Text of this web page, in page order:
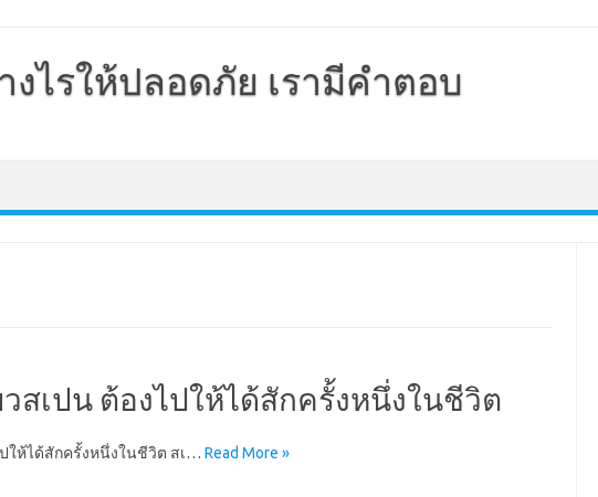
งไรให้ปลอดภัย เรามีคำตอบ
สเปน ต้องไปให้ได้สักครั้งหนึ่งในชีวิต
ให้ได้สักครั้งหนึ่งในชีวิต สเ… Read More »